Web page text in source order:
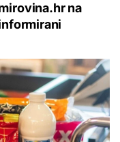
na